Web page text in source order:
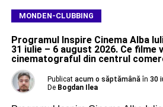
MONDEN-CLUBBING
Programul Inspire Cinema Alba
31 iulie – 6 august 2026. Ce filme
cinematograful din centrul
Publicat acum o săptămână în 30
De Bogdan Ilea